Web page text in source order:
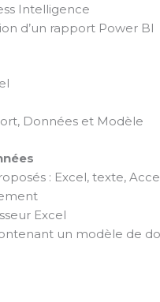
Intelligence
d’un rapport Power BI
Données et Modèle
: Excel, texte,
Excel
un modèle de